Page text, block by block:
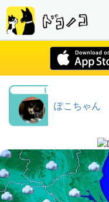
ぽこちゃん